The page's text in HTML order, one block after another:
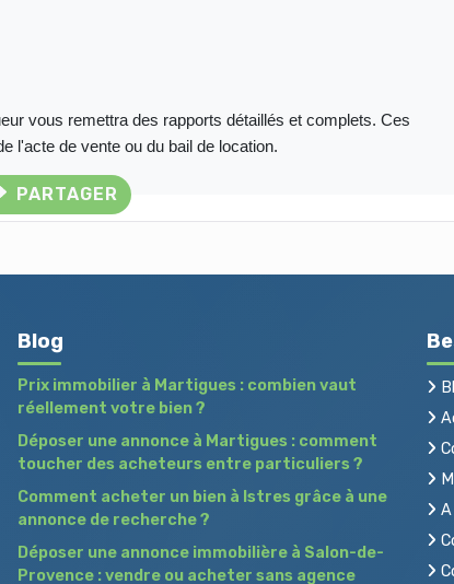
vous remettra des rapports détaillés et complets. Ces
l'acte de vente ou du bail de location.
PARTAGER
Blog
Prix immobilier à Martigues : combien vaut
réellement votre bien ?
Déposer une annonce à Martigues : comment
toucher des acheteurs entre particuliers ?
Comment acheter un bien à Istres grâce à une
annonce de recherche ?
Déposer une annonce immobilière à Salon-de-
Provence : vendre ou acheter sans agence